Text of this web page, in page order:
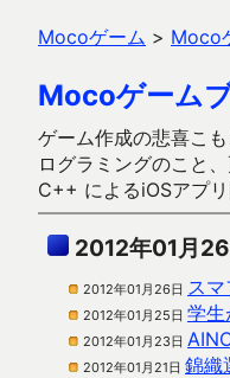
Mocoゲーム > Moco
Mocoゲーム
ゲーム作成の悲喜こ
ログラミングのこと
C++ によるiOSアプ
2012年01月
2012年01月26日 ス
2012年01月25日 学生
2012年01月23日
2012年01月21日 錦織